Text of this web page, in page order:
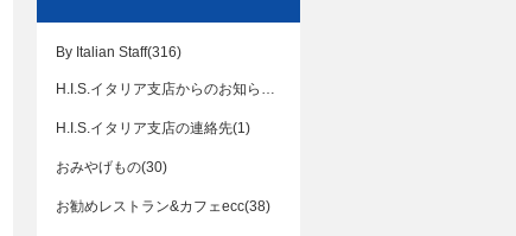
By Italian Staff(316)
H.I.S.イタリア支店からのお知らせ(109)
H.I.S.イタリア支店の連絡先(1)
おみやげもの(30)
お勧めレストラン&カフェecc(38)